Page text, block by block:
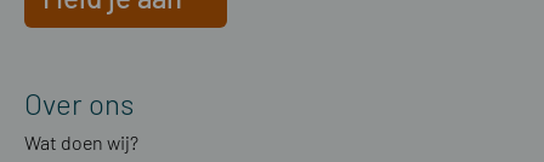
Over ons
Wat doen wij?